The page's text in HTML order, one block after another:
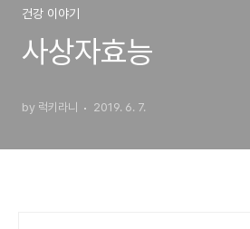
건강 이야기
사상자효능
by 럭키라니 2019. 6. 7.